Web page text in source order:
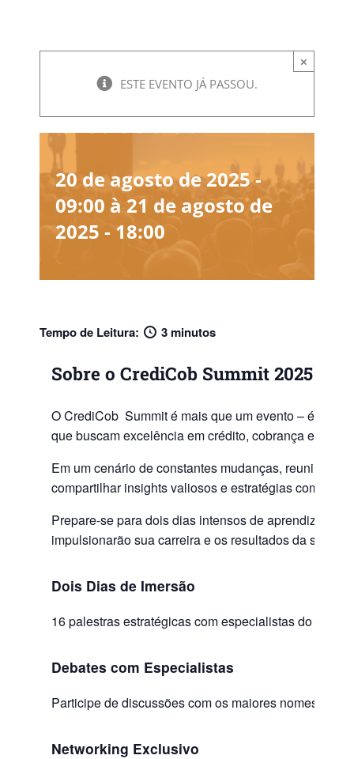
×
ESTE EVENTO JÁ PASSOU.
CredCob Summit
20 de agosto de 2025 -
09:00 à 21 de agosto de
2025 - 18:00
Tempo de Leitura: 3 minutos
Sobre o CrediCob Summit 2025
O CrediCob Summit é mais que um evento – é uma
que buscam excelência em crédito, cobrança e
Em um cenário de constantes mudanças, reunimos
compartilhar insights valiosos e estratégias
Prepare-se para dois dias intensos de aprendizado,
impulsionarão sua carreira e os resultados da sua
Dois Dias de Imersão
16 palestras estratégicas com especialistas do
Debates com Especialistas
Participe de discussões com os maiores nomes do
Networking Exclusivo